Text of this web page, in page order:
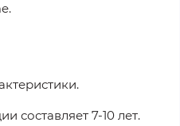
составляет 7-10 лет.